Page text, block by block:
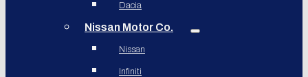
Dacia
Nissan Motor Co.
Nissan
Infiniti